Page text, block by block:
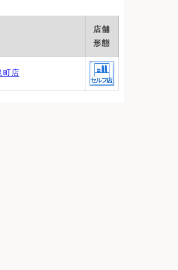
店舗
形態
町店